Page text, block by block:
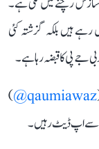
ہیں بلکہ گزشتہ کئی
جے پی کا قبضہ رہا ہے۔
qaumiawaz@
)
سے اپ ڈیٹ رہیں۔